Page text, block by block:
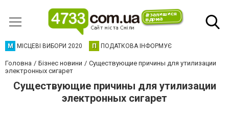
М МІСЦЕВІ ВИБОРИ 2020 П ПОДАТКОВА ІНФОРМУЄ
Головна Бізнес новини
Существующие причины для утилизации
электронных сигарет
Существующие причины для утилизации
электронных сигарет